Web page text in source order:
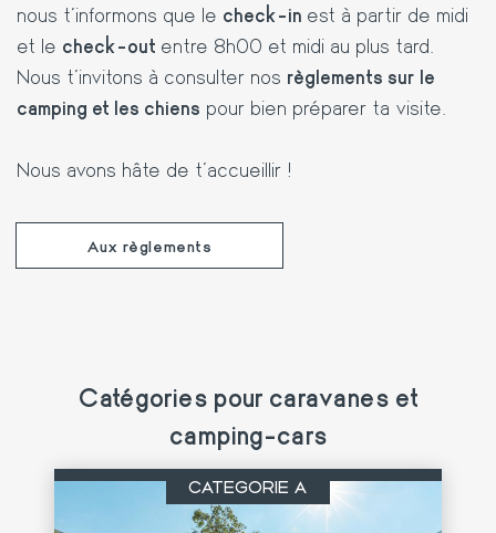
nous t’informons que le check-in est à partir de midi
et le check-out entre 8h00 et midi au plus tard.
Nous t’invitons à consulter nos règlements sur le
camping et les chiens pour bien préparer ta visite.
Nous avons hâte de t’accueillir !
Aux règlements
Catégories pour caravanes et
camping-cars
CATÉGORIE A